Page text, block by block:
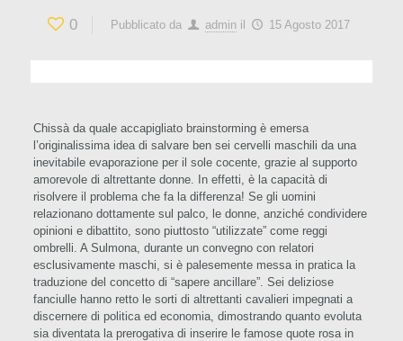
0 Pubblicato da admin il 15 Agosto 2017
Chissà da quale accapigliato brainstorming è emersa
l’originalissima idea di salvare ben sei cervelli maschili da una
inevitabile evaporazione per il sole cocente, grazie al supporto
amorevole di altrettante donne. In effetti, è la capacità di
risolvere il problema che fa la differenza! Se gli uomini
relazionano dottamente sul palco, le donne, anziché condividere
opinioni e dibattito, sono piuttosto “utilizzate” come reggi
ombrelli. A Sulmona, durante un convegno con relatori
esclusivamente maschi, si è palesemente messa in pratica la
traduzione del concetto di “sapere ancillare”. Sei deliziose
fanciulle hanno retto le sorti di altrettanti cavalieri impegnati a
discernere di politica ed economia, dimostrando quanto evoluta
sia diventata la prerogativa di inserire le famose quote rosa in